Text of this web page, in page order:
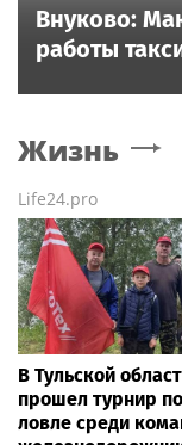
Внуково:
работы
Жизнь
Life24.pro
В Тульской
прошел турнир
ловле среди